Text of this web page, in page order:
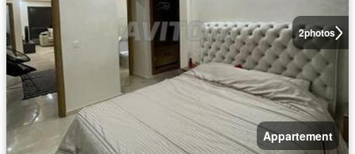
2photos
Appartement